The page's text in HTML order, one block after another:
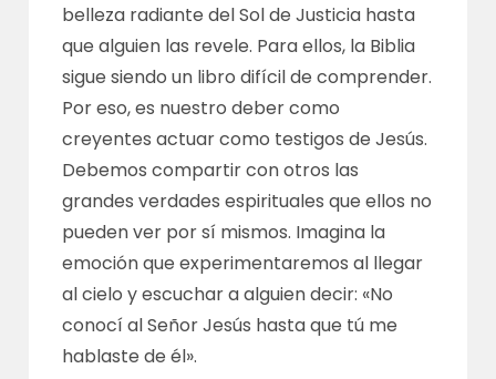
belleza radiante del Sol de Justicia hasta
que alguien las revele. Para ellos, la Biblia
sigue siendo un libro difícil de comprender.
Por eso, es nuestro deber como
creyentes actuar como testigos de Jesús.
Debemos compartir con otros las
grandes verdades espirituales que ellos no
pueden ver por sí mismos. Imagina la
emoción que experimentaremos al llegar
al cielo y escuchar a alguien decir: «No
conocí al Señor Jesús hasta que tú me
hablaste de él».